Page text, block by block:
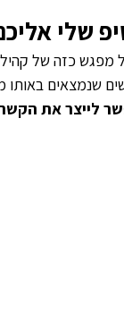
שלי
מפגש כזה של
שנמצאים באותו
לייצר את